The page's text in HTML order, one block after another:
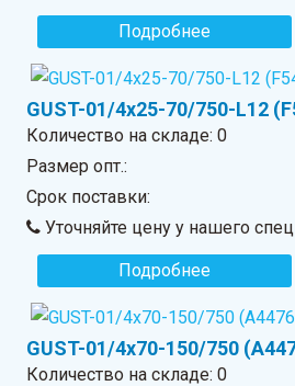
Подробнее
GUST-01/4x25-70/750-L12
Количество на складе:0
Размер опт.:
Срок поставки:
Уточняйте цену у нашего
Подробнее
GUST-01/4x70-150/750
Количество на складе:0